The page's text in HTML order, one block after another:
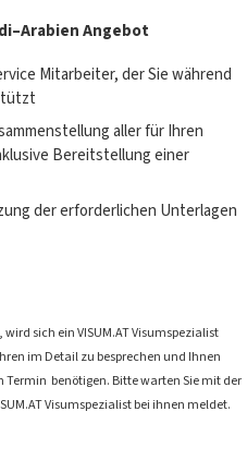
Angebot
Mitarbeiter, der Sie während
aller für Ihren
Bereitstellung einer
der erforderlichen Unterlagen
sich ein VISUM.AT Visumspezialist
im Detail zu besprechen und Ihnen
Termin benötigen. Bitte warten Sie mit der
Visumspezialist bei ihnen meldet.